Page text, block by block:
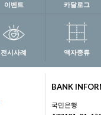
이벤트 카달로그
전시사례 액자종류
BANK
국민은행